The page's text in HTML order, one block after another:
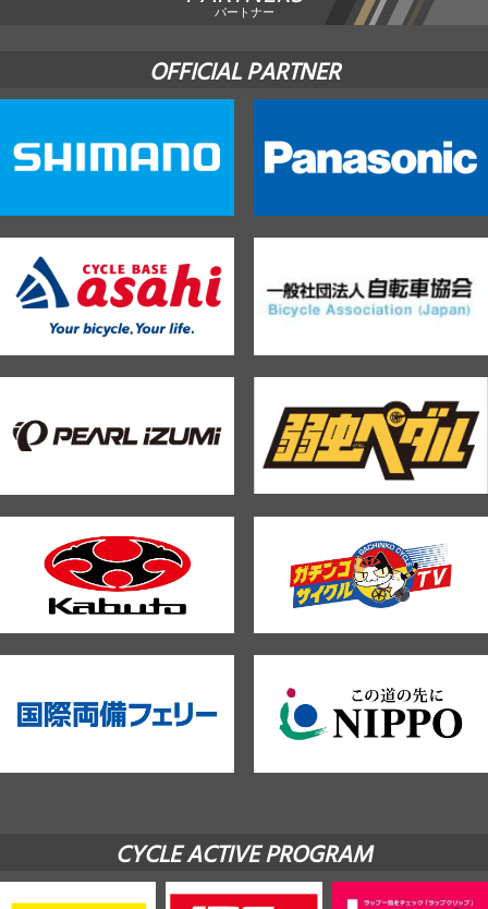
パートナー
OFFICIAL PARTNER
CYCLE ACTIVE PROGRAM